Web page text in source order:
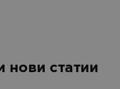
нови статии